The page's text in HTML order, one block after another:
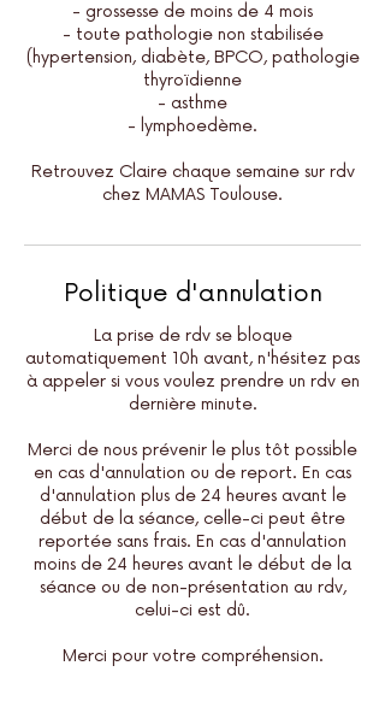
- grossesse de moins de 4 mois
- toute pathologie non stabilisée
(hypertension, diabète, BPCO, pathologie
thyroïdienne
- asthme
- lymphoedème.
Retrouvez Claire chaque semaine sur rdv
chez MAMAS Toulouse.
Politique d'annulation
La prise de rdv se bloque
automatiquement 10h avant, n'hésitez pas
à appeler si vous voulez prendre un rdv en
dernière minute.
Merci de nous prévenir le plus tôt possible
en cas d'annulation ou de report. En cas
d'annulation plus de 24 heures avant le
début de la séance, celle-ci peut être
reportée sans frais. En cas d'annulation
moins de 24 heures avant le début de la
séance ou de non-présentation au rdv,
celui-ci est dû.
Merci pour votre compréhension.